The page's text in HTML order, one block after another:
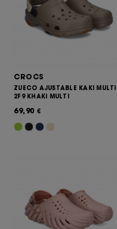
CROCS
ZUECO AJUSTABLE KAKI MULTI
2F9 KHAKI MULTI
69,90 €